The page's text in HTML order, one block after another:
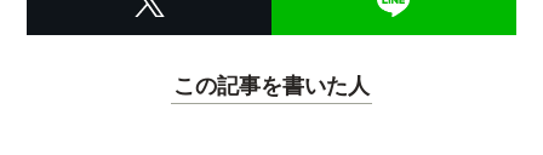
この記事を書いた人